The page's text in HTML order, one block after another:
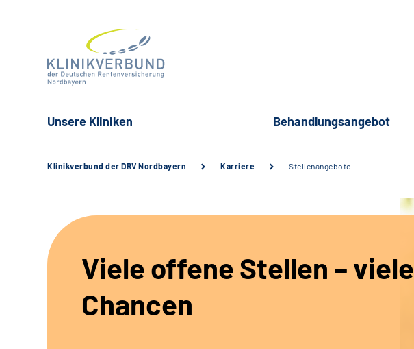
Unsere Kliniken Behandlungsangebot
Klinikverbund der DRV Nordbayern Karriere Stellenangebote
Viele offene Stellen – viele
Chancen